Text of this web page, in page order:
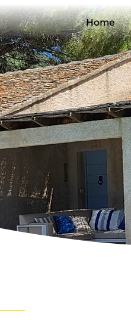
Home